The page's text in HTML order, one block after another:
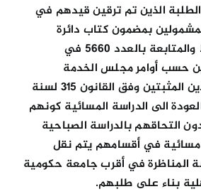
الذين تم ترقين قيدهم في
بمضمون كتاب دائرة
الدراسات والتخطيط والمتابعة بالعدد 5660 في
المعينين حسب أوامر مجلس الخدمة
الاتحادية والمتعاقدين المثبتين وفق القانون 315 لسنة
الى الدراسة المسائية كونهم
التحاقهم بالدراسة الصباحية
في أقسامهم يتم نقل
المناظرة في أقرب جامعة حكومية
بناء على طلبهم.